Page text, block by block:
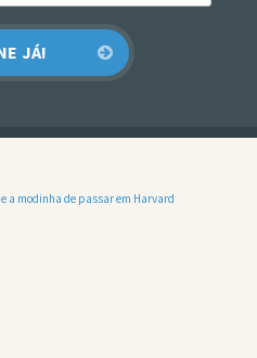
a modinha de passar em Harvard